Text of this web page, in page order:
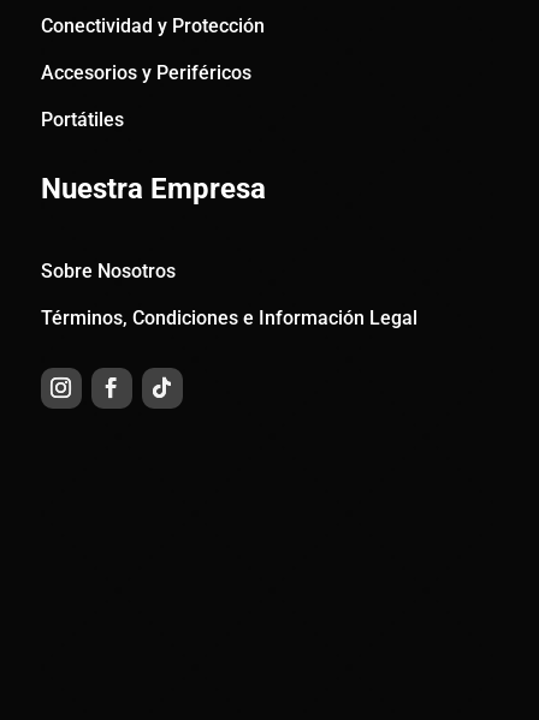
Conectividad y Protección
Accesorios y Periféricos
Portátiles
Nuestra Empresa
Sobre Nosotros
Términos, Condiciones e Información Legal